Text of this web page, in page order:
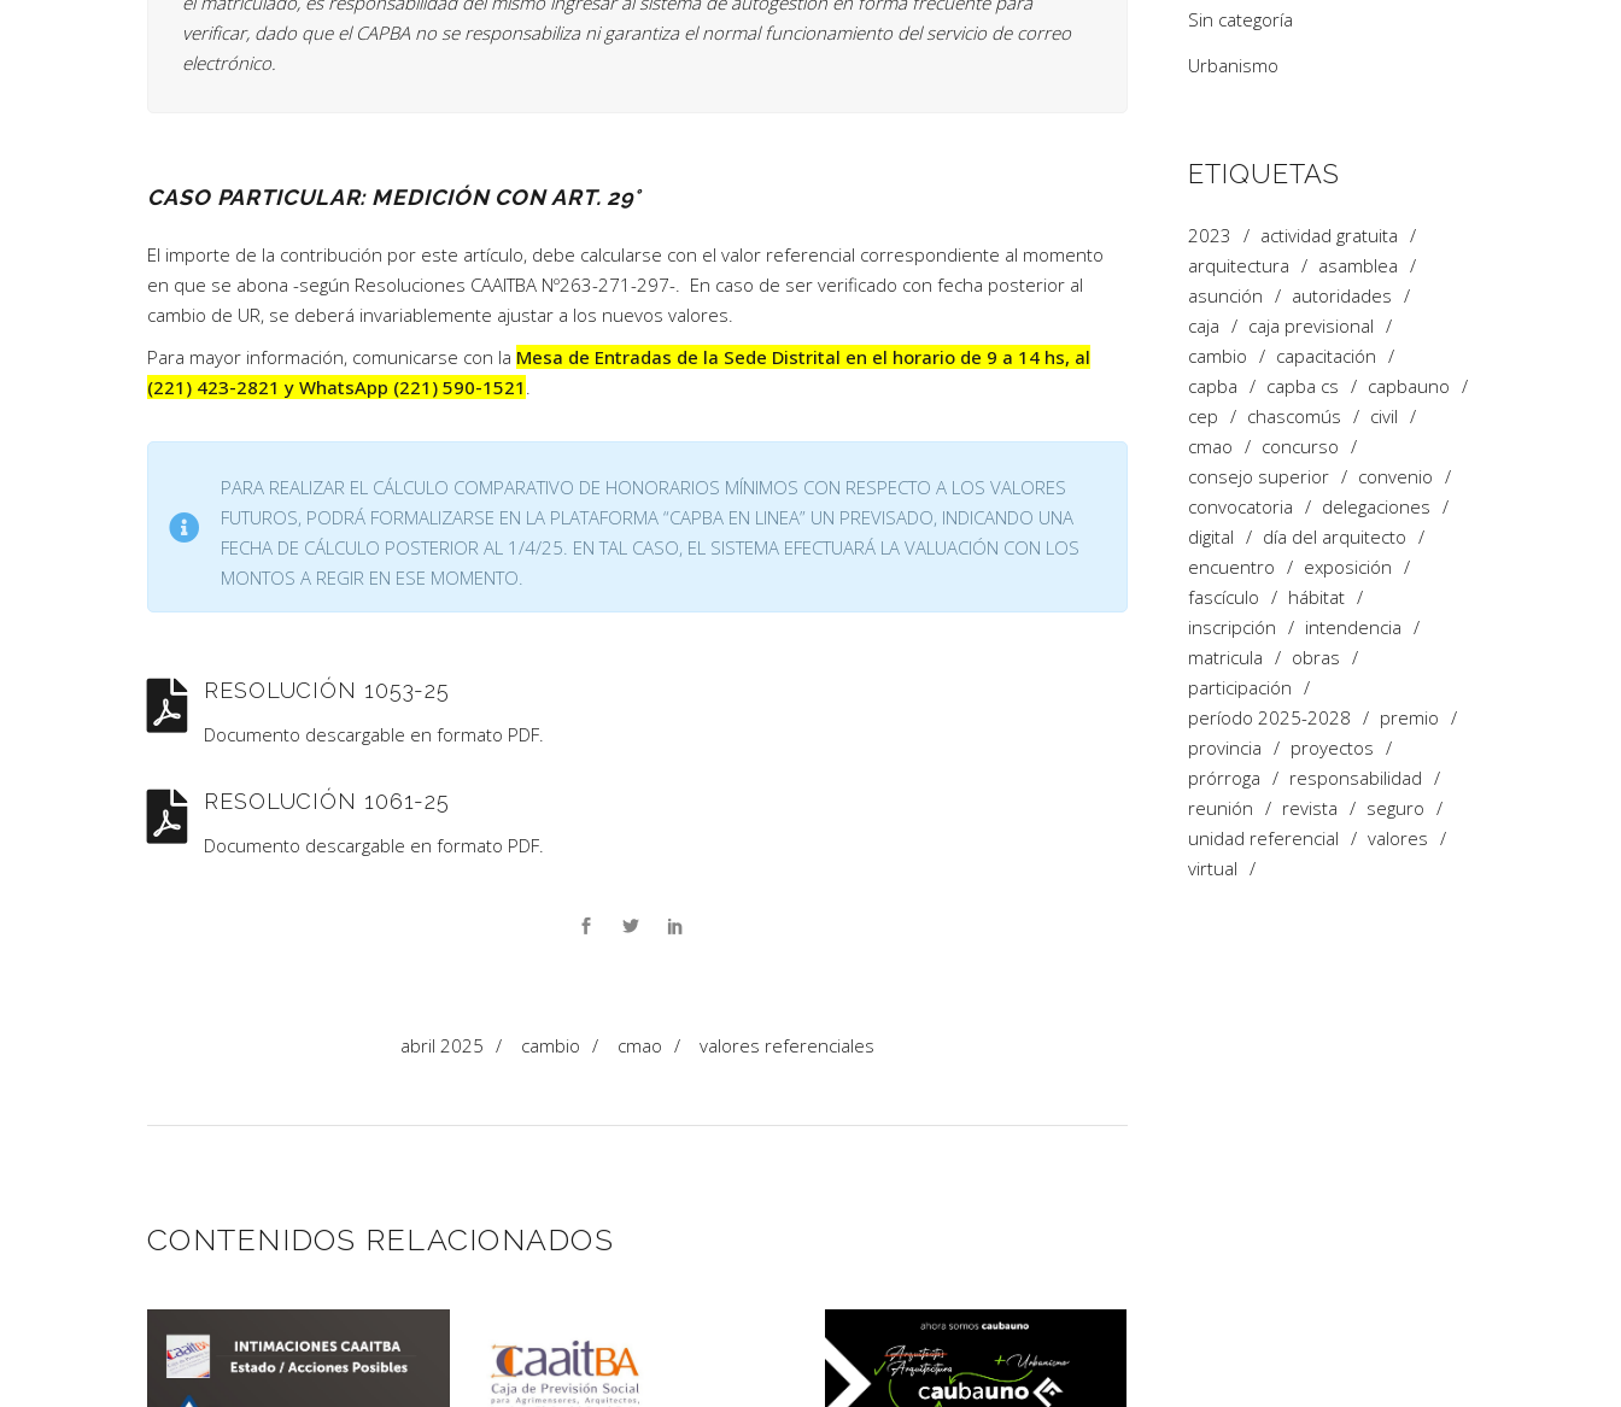
verificar, dado que el CAPBA no se responsabiliza ni garantiza el normal funcionamiento del servicio de correo
electrónico.
CASO PARTICULAR: MEDICIÓN CON ART. 29°
El importe de la contribución por este artículo, debe calcularse con el valor referencial correspondiente al momento
en que se abona -según Resoluciones CAAITBA Nº263-271-297-. En caso de ser verificado con fecha posterior al
cambio de UR, se deberá invariablemente ajustar a los nuevos valores.
Para mayor información, comunicarse con la Mesa de Entradas de la Sede Distrital en el horario de 9 a 14 hs, al
(221) 423-2821 y WhatsApp (221) 590-1521
PARA REALIZAR EL CÁLCULO COMPARATIVO DE HONORARIOS MÍNIMOS CON RESPECTO A LOS VALORES
FUTUROS, PODRÁ FORMALIZARSE EN LA PLATAFORMA “CAPBA EN LINEA” UN PREVISADO, INDICANDO UNA
FECHA DE CÁLCULO POSTERIOR AL 1/4/25. EN TAL CASO, EL SISTEMA EFECTUARÁ LA VALUACIÓN CON LOS
MONTOS A REGIR EN ESE MOMENTO.
RESOLUCIÓN 1053-25
Documento descargable en formato PDF.
RESOLUCIÓN 1061-25
Documento descargable en formato PDF.
abril 2025 / cambio / cmao / valores referenciales
CONTENIDOS RELACIONADOS
Sin categoría
Urbanismo
ETIQUETAS
2023
actividad gratuita
arquitectura
asamblea
asunción
autoridades
caja
caja previsional
cambio
capacitación
capba
capba cs
capbauno
cep
chascomús
civil
cmao
concurso
consejo superior
convenio
convocatoria
delegaciones
digital
día del arquitecto
encuentro
exposición
fascículo
hábitat
inscripción
intendencia
matricula
obras
participación
período 2025-2028
premio
provincia
proyectos
prórroga
responsabilidad
reunión
revista
seguro
unidad referencial
valores
virtual